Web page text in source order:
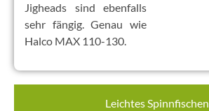
Leichtes Spinnfischen
Jigheads sind ebenfalls
sehr fängig. Genau wie
Halco MAX 110-130.